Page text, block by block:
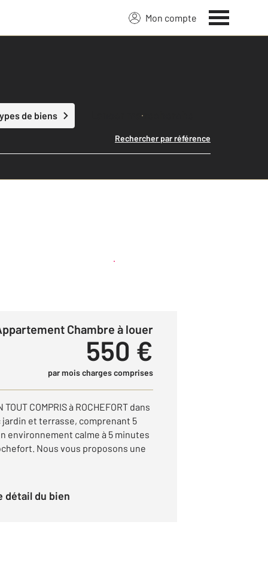
Mon compte
de biens Lancer ma recherche
Rechercher par référence
Créer une alerte
Appartement Chambre à louer
550 €
par mois charges comprises
COMPRIS à ROCHEFORT dans
jardin et terrasse, comprenant 5
environnement calme à 5 minutes
Nous vous proposons une
détail du bien